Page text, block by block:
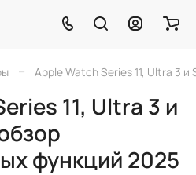
– Apple Watch Series 11, Ultra 3
11, Ultra 3 и
функций 2025